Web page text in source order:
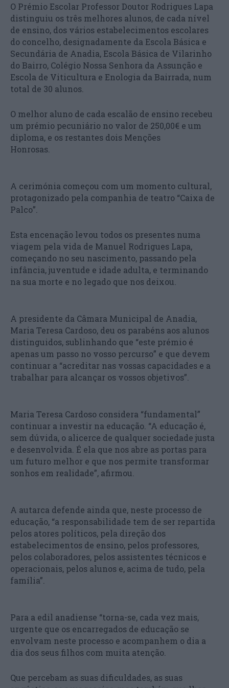
O Prémio Escolar Professor Doutor Rodrigues Lapa
distinguiu os três melhores alunos, de cada nível
de ensino, dos vários estabelecimentos escolares
do concelho, designadamente da Escola Básica e
Secundária de Anadia, Escola Básica de Vilarinho
do Bairro, Colégio Nossa Senhora da Assunção e
Escola de Viticultura e Enologia da Bairrada, num
total de 30 alunos.
O melhor aluno de cada escalão de ensino recebeu
um prémio pecuniário no valor de 250,00€ e um
diploma, e os restantes dois Menções
Honrosas.
A cerimónia começou com um momento cultural,
protagonizado pela companhia de teatro “Caixa de
Palco”.
Esta encenação levou todos os presentes numa
viagem pela vida de Manuel Rodrigues Lapa,
começando no seu nascimento, passando pela
infância, juventude e idade adulta, e terminando
na sua morte e no legado que nos deixou.
A presidente da Câmara Municipal de Anadia,
Maria Teresa Cardoso, deu os parabéns aos alunos
distinguidos, sublinhando que “este prémio é
apenas um passo no vosso percurso” e que devem
continuar a “acreditar nas vossas capacidades e a
trabalhar para alcançar os vossos objetivos”.
Maria Teresa Cardoso considera “fundamental”
continuar a investir na educação. “A educação é,
sem dúvida, o alicerce de qualquer sociedade justa
e desenvolvida. É ela que nos abre as portas para
um futuro melhor e que nos permite transformar
sonhos em realidade”, afirmou.
A autarca defende ainda que, neste processo de
educação, “a responsabilidade tem de ser repartida
pelos atores políticos, pela direção dos
estabelecimentos de ensino, pelos professores,
pelos colaboradores, pelos assistentes técnicos e
operacionais, pelos alunos e, acima de tudo, pela
família”.
Para a edil anadiense “torna-se, cada vez mais,
urgente que os encarregados de educação se
envolvam neste processo e acompanhem o dia a
dia dos seus filhos com muita atenção.
Que percebam as suas dificuldades, as suas